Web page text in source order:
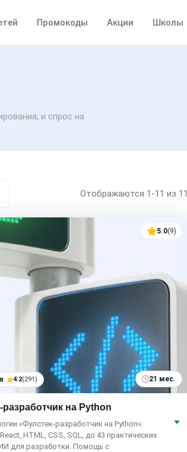
Промокоды Акции Школы
и спрос на
Отображаются 1-11 из 11
5.0(9)
4.2(291) 21 мес.
разработчик на Python
«Фулстек-разработчик на Python»:
HTML, CSS, SQL, до 43 практических
для разработки. Помощь с